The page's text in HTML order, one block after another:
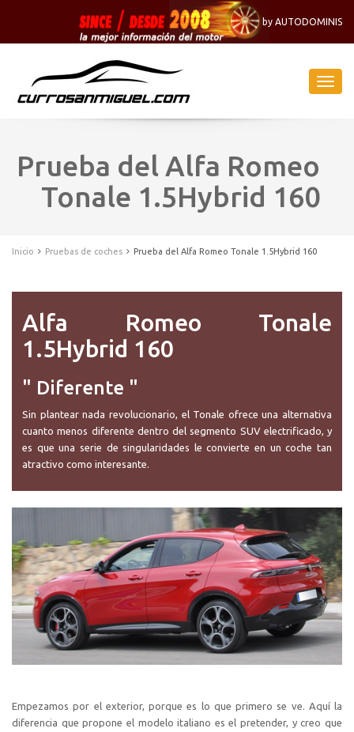
by AUTODOMINIS
Prueba del Alfa Romeo
Tonale 1.5Hybrid 160
Inicio Pruebas de coches Prueba del Alfa Romeo Tonale 1.5Hybrid 160
Alfa Romeo Tonale
1.5Hybrid 160
" Diferente "
Sin plantear nada revolucionario, el Tonale ofrece una alternativa
cuanto menos diferente dentro del segmento SUV electrificado, y
es que una serie de singularidades le convierte en un coche tan
atractivo como interesante.
Empezamos por el exterior, porque es lo que primero se ve. Aquí la
diferencia que propone el modelo italiano es el pretender, y creo que